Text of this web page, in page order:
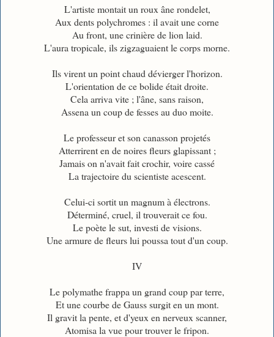
L'artiste montait un roux âne rondelet,
Aux dents polychromes : il avait une corne
Au front, une crinière de lion laid.
L'aura tropicale, ils zigzaguaient le corps morne.
Ils virent un point chaud dévierger l'horizon.
L'orientation de ce bolide était droite.
Cela arriva vite ; l'âne, sans raison,
Assena un coup de fesses au duo moite.
Le professeur et son canasson projetés
Atterrirent en de noires fleurs glapissant ;
Jamais on n'avait fait crochir, voire cassé
La trajectoire du scientiste acescent.
Celui-ci sortit un magnum à électrons.
Déterminé, cruel, il trouverait ce fou.
Le poète le sut, investi de visions.
Une armure de fleurs lui poussa tout d'un coup.
IV
Le polymathe frappa un grand coup par terre,
Et une courbe de Gauss surgit en un mont.
Il gravit la pente, et d'yeux en nerveux scanner,
Atomisa la vue pour trouver le fripon.